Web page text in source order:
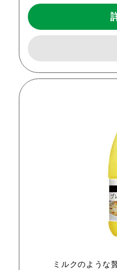
ミルクのような